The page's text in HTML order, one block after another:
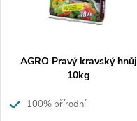
AGRO Pravý kravský hnůj
10kg
100% přírodní